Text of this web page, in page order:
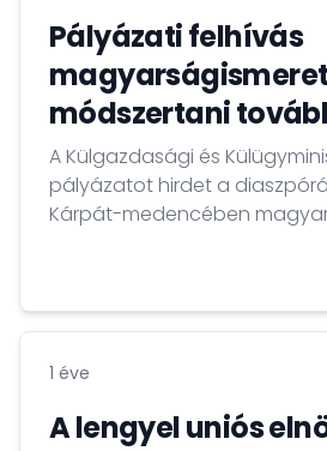
Pályázati felhívás
módszertani
A Külgazdasági és
pályázatot hirdet a
Kárpát-medencében
külföldön élő magyarok
1 éve
A lengyel uniós